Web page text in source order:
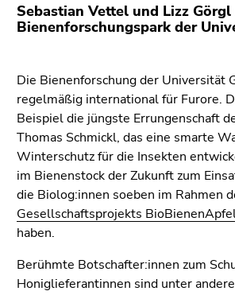
Sebastian Vettel und Lizz
Bienenforschungspark der
Die Bienenforschung der Universität
regelmäßig international für Furore.
Beispiel die jüngste Errungenschaft
Thomas Schmickl, das eine smarte
Winterschutz für die Insekten
im Bienenstock der Zukunft zum
die Biolog:innen soeben im Rahmen
Gesellschaftsprojekts
haben.
Berühmte Botschafter:innen zum
Honiglieferantinnen sind unter